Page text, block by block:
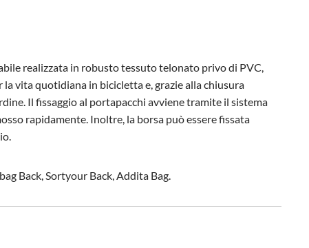
realizzata in robusto tessuto telonato privo di PVC,
vita quotidiana in bicicletta e, grazie alla chiusura
Il fissaggio al portapacchi avviene tramite il sistema
rapidamente. Inoltre, la borsa può essere fissata
Back, Sortyour Back, Addita Bag.